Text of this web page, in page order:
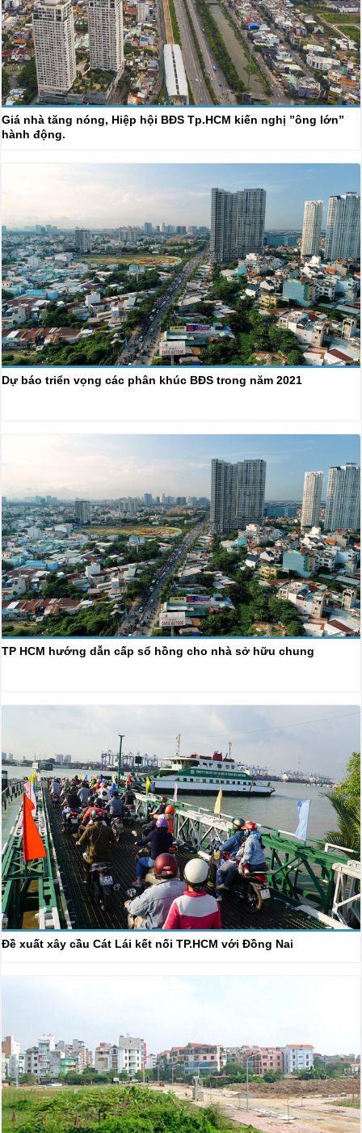
Giá nhà tăng nóng, Hiệp hội BĐS Tp.HCM kiến nghị ”ông lớn”
hành động.
Dự báo triển vọng các phân khúc BĐS trong năm 2021
TP HCM hướng dẫn cấp sổ hồng cho nhà sở hữu chung
Đề xuất xây cầu Cát Lái kết nối TP.HCM với Đồng Nai